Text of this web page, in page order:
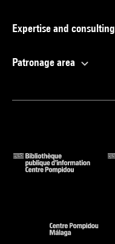
Expertise and consulting
Patronage area